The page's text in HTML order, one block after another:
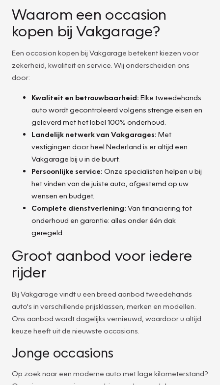
Waarom een occasion
kopen bij Vakgarage?
Een occasion kopen bij Vakgarage betekent kiezen voor
zekerheid, kwaliteit en service. Wij onderscheiden ons
door:
Kwaliteit en betrouwbaarheid: Elke tweedehands
auto wordt gecontroleerd volgens strenge eisen en
geleverd met het label 100% onderhoud.
Landelijk netwerk van Vakgarages: Met
vestigingen door heel Nederland is er altijd een
Vakgarage bij u in de buurt.
Persoonlijke service: Onze specialisten helpen u bij
het vinden van de juiste auto, afgestemd op uw
wensen en budget.
Complete dienstverlening: Van financiering tot
onderhoud en garantie: alles onder één dak
geregeld.
Groot aanbod voor iedere
rijder
Bij Vakgarage vindt u een breed aanbod tweedehands
auto's in verschillende prijsklassen, merken en modellen.
Ons aanbod wordt dagelijks vernieuwd, waardoor u altijd
keuze heeft uit de nieuwste occasions.
Jonge occasions
Op zoek naar een moderne auto met lage kilometerstand?